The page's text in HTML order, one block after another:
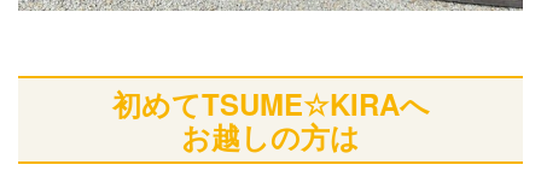
初めてTSUME☆KIRAへ
お越しの方は